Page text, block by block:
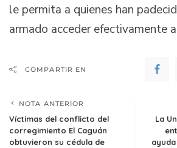
le permita a quienes han
armado acceder efectivamente
COMPARTIR EN
NOTA ANTERIOR
Víctimas del conflicto del
corregimiento El Caguán
obtuvieron su cédula de
La